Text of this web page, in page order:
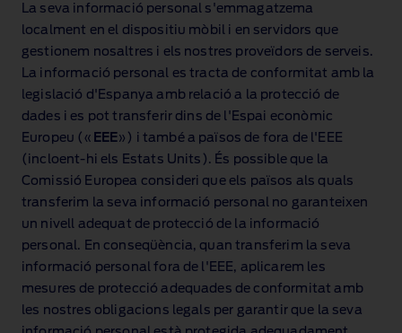
La seva informació personal s'emmagatzema
localment en el dispositiu mòbil i en servidors que
gestionem nosaltres i els nostres proveïdors de serveis.
La informació personal es tracta de conformitat amb la
legislació d'Espanya amb relació a la protecció de
dades i es pot transferir dins de l'Espai econòmic
Europeu (« EEE») i també a països de fora de l'EEE
(incloent‑hi els Estats Units). És possible que la
Comissió Europea consideri que els països als quals
transferim la seva informació personal no garanteixen
un nivell adequat de protecció de la informació
personal. En conseqüència, quan transferim la seva
informació personal fora de l'EEE, aplicarem les
mesures de protecció adequades de conformitat amb
les nostres obligacions legals per garantir que la seva